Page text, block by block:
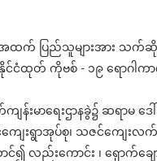
ထက် ပြည်သူများအား သက်
မနီနိုင်ငံထုတ် ကိုဗစ် - ၁၉ ရောဂ
မာရေးဌာနခွဲ၌ ဆရာမ ဒေ
ေးရွာအုပ်စု၊ သဇင်ကျေးလက်
လည်းကောင်း ၊ ရှောက်ချော